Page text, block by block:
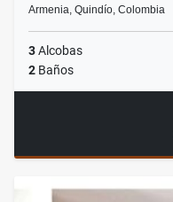
Armenia, Quindío, Colombia
3Alcobas
2 Baños